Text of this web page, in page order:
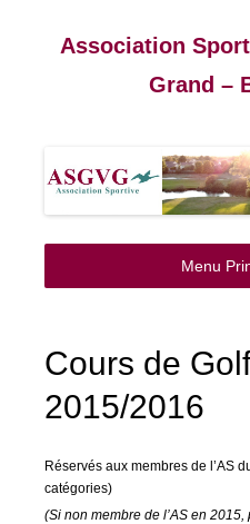
Association
Grand –
Menu
Cours de
2015/2016
Réservés aux membres de l’AS
catégories)
(Si non membre de l’AS en